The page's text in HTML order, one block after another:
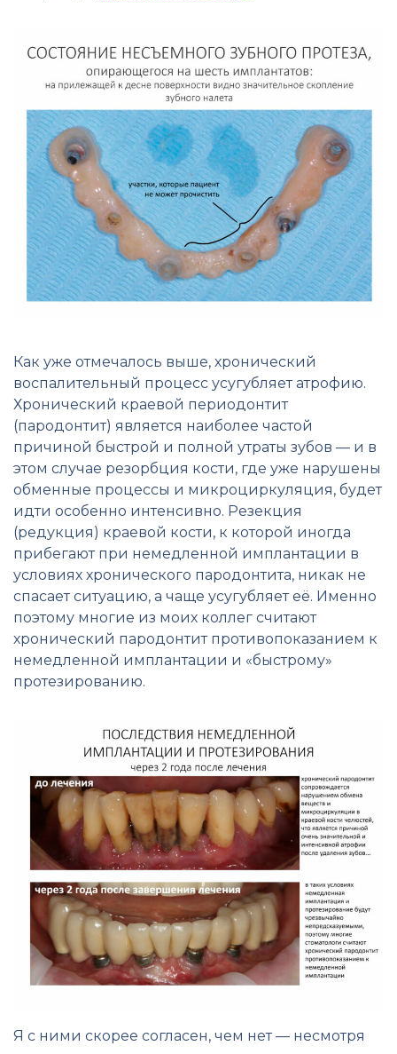
Как уже отмечалось выше, хронический
воспалительный процесс усугубляет атрофию.
Хронический краевой периодонтит
(пародонтит) является наиболее частой
причиной быстрой и полной утраты зубов — и в
этом случае резорбция кости, где уже нарушены
обменные процессы и микроциркуляция, будет
идти особенно интенсивно. Резекция
(редукция) краевой кости, к которой иногда
прибегают при немедленной имплантации в
условиях хронического пародонтита, никак не
спасает ситуацию, а чаще усугубляет её. Именно
поэтому многие из моих коллег считают
хронический пародонтит противопоказанием к
немедленной имплантации и «быстрому»
протезированию.
Я с ними скорее согласен, чем нет — несмотря